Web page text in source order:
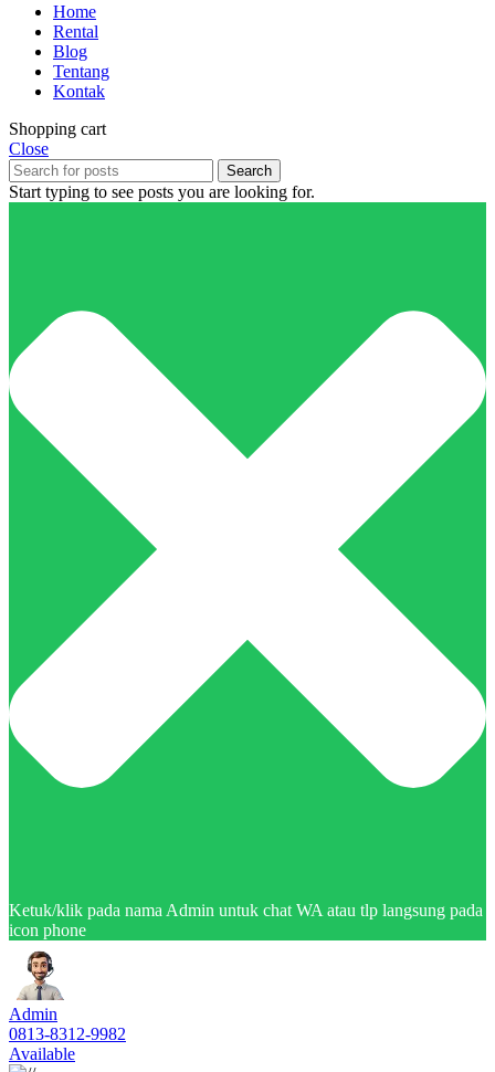
Home
Rental
Blog
Tentang
Kontak
Shopping cart
Close
Search
Start typing to see posts you are looking for.
Ketuk/klik pada nama Admin untuk chat WA atau tlp langsung pada
icon phone
Admin
0813-8312-9982
Available